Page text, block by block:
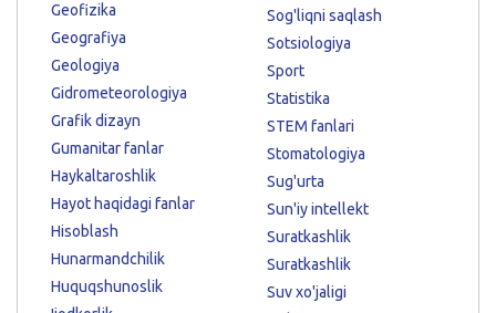
Geofizika
Geografiya
Geologiya
Gidrometeorologiya
Grafik dizayn
Gumanitar fanlar
Haykaltaroshlik
Hayot haqidagi fanlar
Hisoblash
Hunarmandchilik
Huquqshunoslik
Sog'liqni saqlash
Sotsiologiya
Sport
Statistika
STEM fanlari
Stomatologiya
Sug'urta
Sun'iy intellekt
Suratkashlik
Suratkashlik
Suv xo'jaligi